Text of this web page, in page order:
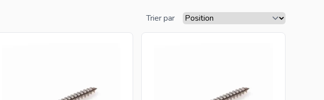
par 100 pièces. Si vous commandez vos nouvelles vis inox pour aggloméré
Trier par